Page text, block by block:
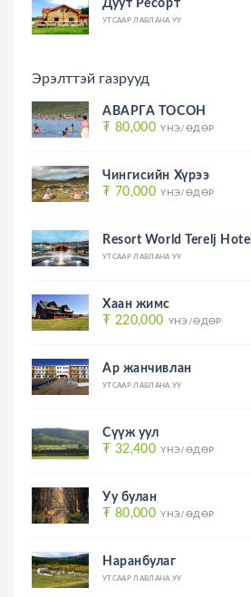
Дуут Ресорт
УТСААР ЛАВЛАНА УУ
Эрэлттэй газрууд
АВАРГА ТОСОН
₮ 80,000 ҮНЭ/ӨДӨР
Чингисийн Хүрээ
₮ 70,000 ҮНЭ/ӨДӨР
Resort World Terelj Hotel
УТСААР ЛАВЛАНА УУ
Хаан жимс
₮ 220,000 ҮНЭ/ӨДӨР
Ар жанчивлан
УТСААР ЛАВЛАНА УУ
Сүүж уул
₮ 32,400 ҮНЭ/ӨДӨР
Уу булан
₮ 80,000 ҮНЭ/ӨДӨР
Наранбулаг
УТСААР ЛАВЛАНА УУ